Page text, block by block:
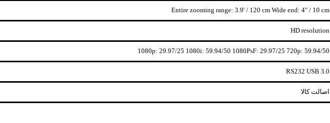
Entire zooming range: 3.9' / 120 cm Wide end: 4" / 10 cm
HD resolution
1080p: 29.97/25 1080i: 59.94/50 1080PsF: 29.97/25 720p: 59.94/50
RS232 USB 3.0
اصالت کالا